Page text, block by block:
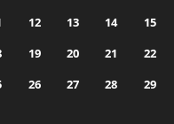
12 13 14 15
19 20 21 22
26 27 28 29